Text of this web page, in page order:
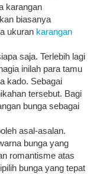
karangan
biasanya
ukuran karangan
saja. Terlebih lagi
inilah para tamu
kado. Sebagai
tersebut. Bagi
bunga sebagai
asal-asalan.
bunga yang
romantisme atas
bunga yang tepat